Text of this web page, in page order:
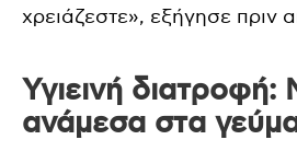
χρειάζεστε», εξήγησε πριν
Υγιεινή
ανάμεσα στα